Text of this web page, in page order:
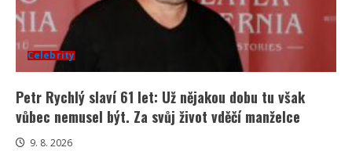
Celebrity
Petr Rychlý slaví 61 let: Už nějakou dobu tu však
vůbec nemusel být. Za svůj život vděčí manželce
9. 8. 2026